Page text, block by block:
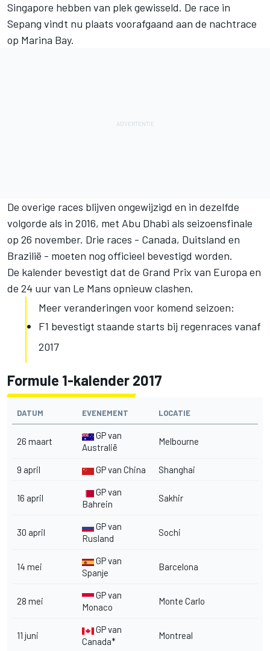
Singapore hebben van plek gewisseld. De race in
Sepang vindt nu plaats voorafgaand aan de nachtrace
op Marina Bay.
De overige races blijven ongewijzigd en in dezelfde
volgorde als in 2016, met Abu Dhabi als seizoensfinale
op 26 november. Drie races - Canada, Duitsland en
Brazilië - moeten nog officieel bevestigd worden.
De kalender bevestigt dat de Grand Prix van Europa en
de 24 uur van Le Mans opnieuw clashen.
Meer veranderingen voor komend seizoen:
F1 bevestigt staande starts bij regenraces vanaf
2017
Formule 1-kalender 2017
DATUM EVENEMENT LOCATIE
26 maart
GP van
Australië
Melbourne
9 april GP van China Shanghai
16 april
GP van
Bahrein
Sakhir
30 april
GP van
Rusland
Sochi
14 mei
GP van
Spanje
Barcelona
28 mei
GP van
Monaco
Monte Carlo
11 juni
GP van
Canada*
Montreal